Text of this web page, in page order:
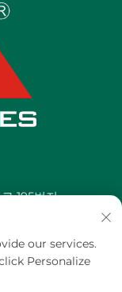
195번지
our services.
Personalize